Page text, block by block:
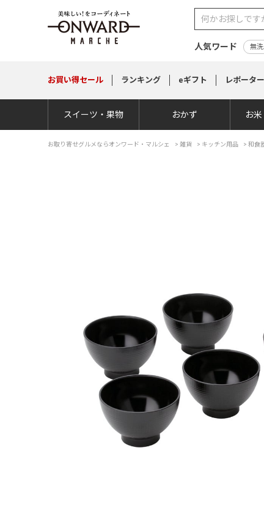
人気ワード 無
お買い得セール ランキング eギフト レポーター
スイーツ・果物 おかず お
お取り寄せグルメならオンワード・マルシェ > 雑貨 > キッチン用品 > 和食